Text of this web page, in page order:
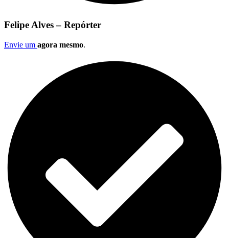
Felipe Alves – Repórter
Envie um agora mesmo.